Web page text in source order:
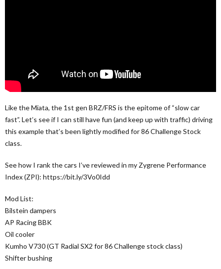
Like the Miata, the 1st gen BRZ/FRS is the epitome of “slow car
fast”. Let’s see if I can still have fun (and keep up with traffic) driving
this example that’s been lightly modified for 86 Challenge Stock
class.
See how I rank the cars I’ve reviewed in my Zygrene Performance
Index (ZPI): https://bit.ly/3Vo0Idd
Mod List:
Bilstein dampers
AP Racing BBK
Oil cooler
Kumho V730 (GT Radial SX2 for 86 Challenge stock class)
Shifter bushing